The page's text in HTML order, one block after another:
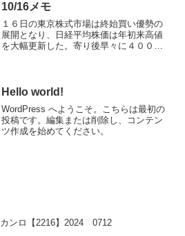
10/16メモ
１６日の東京株式市場は終始買い優勢の
展開となり、日経平均株価は年初来高値
を大幅更新した。寄り後早々に４００円
２万２４７２円９２銭と４...
Hello world!
WordPress へようこそ。こちらは最初の
投稿です。編集または削除し、コンテン
ツ作成を始めてください。
カンロ【2216】2024 0712